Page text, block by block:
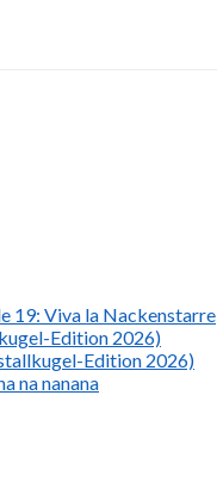
19: Viva la Nackenstarre
Edition 2026)
Edition 2026)
na nanana